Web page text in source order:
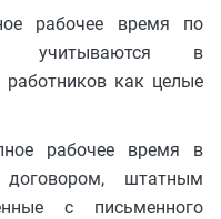
рабочее время по
учитываются в
работников как целые
рабочее время в
штатным
с письменного